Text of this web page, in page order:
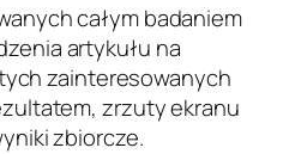
całym badaniem
artykułu na
zainteresowanych
zrzuty ekranu
zbiorcze.